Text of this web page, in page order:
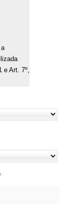
e Art. 7º,